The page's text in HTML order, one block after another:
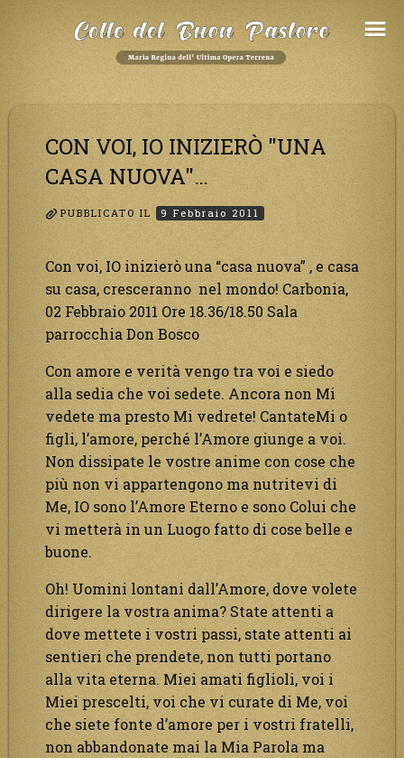
CON VOI, IO INIZIERÒ "UNA
CASA NUOVA"…
PUBBLICATO IL 9 Febbraio 2011
Con voi, IO inizierò una “casa nuova” , e casa
su casa, cresceranno nel mondo! Carbonia,
02 Febbraio 2011 Ore 18.36/18.50 Sala
parrocchia Don Bosco
Con amore e verità vengo tra voi e siedo
alla sedia che voi sedete. Ancora non Mi
vedete ma presto Mi vedrete! CantateMi o
figli, l’amore, perché l’Amore giunge a voi.
Non dissipate le vostre anime con cose che
più non vi appartengono ma nutritevi di
Me, IO sono l’Amore Eterno e sono Colui che
vi metterà in un Luogo fatto di cose belle e
buone.
Oh! Uomini lontani dall’Amore, dove volete
dirigere la vostra anima? State attenti a
dove mettete i vostri passi, state attenti ai
sentieri che prendete, non tutti portano
alla vita eterna. Miei amati figlioli, voi i
Miei prescelti, voi che vi curate di Me, voi
che siete fonte d’amore per i vostri fratelli,
non abbandonate mai la Mia Parola ma